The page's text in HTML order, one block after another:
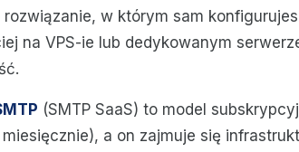
rozwiązanie, w którym sam
na VPS-ie lub dedykowanym
(SMTP SaaS) to model
a on zajmuje się